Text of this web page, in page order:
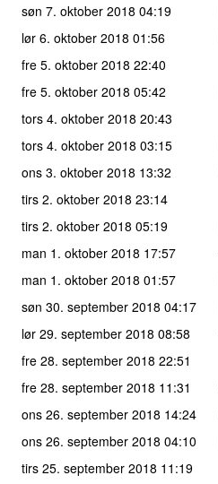
søn 7. oktober 2018 04:19
lør 6. oktober 2018 01:56
fre 5. oktober 2018 22:40
fre 5. oktober 2018 05:42
tors 4. oktober 2018 20:43
tors 4. oktober 2018 03:15
ons 3. oktober 2018 13:32
tirs 2. oktober 2018 23:14
tirs 2. oktober 2018 05:19
man 1. oktober 2018 17:57
man 1. oktober 2018 01:57
søn 30. september 2018 04:17
lør 29. september 2018 08:58
fre 28. september 2018 22:51
fre 28. september 2018 11:31
ons 26. september 2018 14:24
ons 26. september 2018 04:10
tirs 25. september 2018 11:19